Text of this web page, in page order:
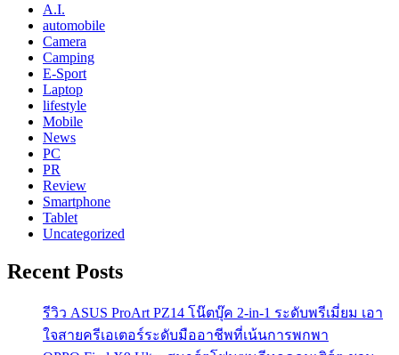
A.I.
automobile
Camera
Camping
E-Sport
Laptop
lifestyle
Mobile
News
PC
PR
Review
Smartphone
Tablet
Uncategorized
Recent Posts
รีวิว ASUS ProArt PZ14 โน๊ตบุ๊ค 2-in-1 ระดับพรีเมี่ยม เอา
ใจสายครีเอเตอร์ระดับมืออาชีพที่เน้นการพกพา